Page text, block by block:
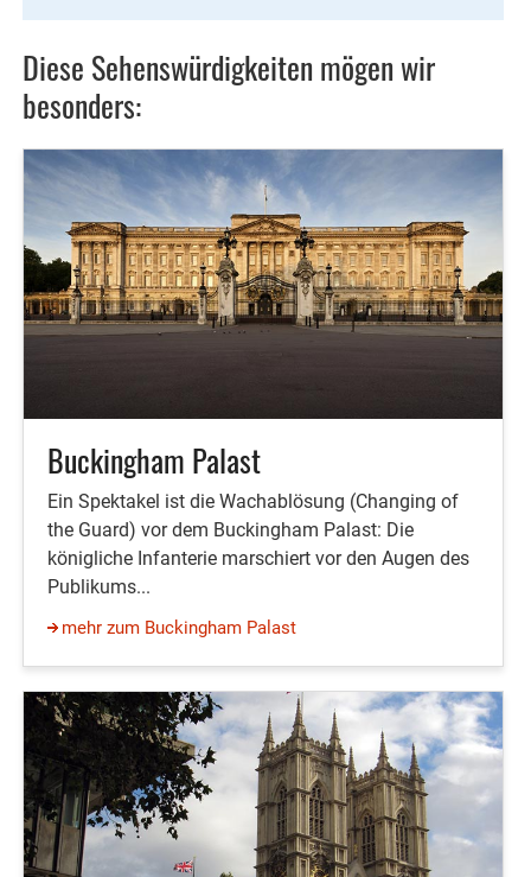
Diese Sehenswürdigkeiten mögen wir
besonders:
Buckingham Palast
Ein Spektakel ist die Wachablösung (Changing of
the Guard) vor dem Buckingham Palast: Die
königliche Infanterie marschiert vor den Augen des
Publikums...
mehr zum Buckingham Palast